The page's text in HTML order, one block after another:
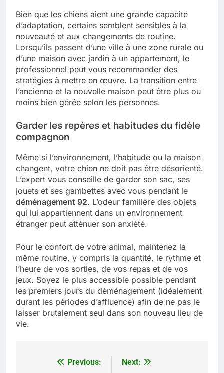
Bien que les chiens aient une grande capacité
d’adaptation, certains semblent sensibles à la
nouveauté et aux changements de routine.
Lorsqu’ils passent d’une ville à une zone rurale ou
d’une maison avec jardin à un appartement, le
professionnel peut vous recommander des
stratégies à mettre en œuvre. La transition entre
l’ancienne et la nouvelle maison peut être plus ou
moins bien gérée selon les personnes.
Garder les repères et habitudes du fidèle
compagnon
Même si l’environnement, l’habitude ou la maison
changent, votre chien ne doit pas être désorienté.
L’expert vous conseille de garder son sac, ses
jouets et ses gambettes avec vous pendant le
déménagement 92. L’odeur familière des objets
qui lui appartiennent dans un environnement
étranger peut atténuer son anxiété.
Pour le confort de votre animal, maintenez la
même routine, y compris la quantité, le rythme et
l’heure de vos sorties, de vos repas et de vos
jeux. Soyez le plus accessible possible pendant
les premiers jours du déménagement (idéalement
durant les périodes d’affluence) afin de ne pas le
laisser brutalement seul dans son nouveau lieu de
vie.
NavigationPrevious:
Next: